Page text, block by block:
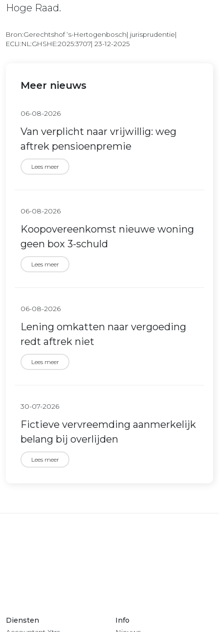
Hoge Raad.
Bron:Gerechtshof ‘s-Hertogenbosch| jurisprudentie|
ECLI:NL:GHSHE:2025:3707| 23-12-2025
Meer nieuws
06-08-2026
Van verplicht naar vrijwillig: weg
aftrek pensioenpremie
Lees meer
06-08-2026
Koopovereenkomst nieuwe woning
geen box 3-schuld
Lees meer
06-08-2026
Lening omkatten naar vergoeding
redt aftrek niet
Lees meer
30-07-2026
Fictieve vervreemding aanmerkelijk
belang bij overlijden
Lees meer
Diensten
Info